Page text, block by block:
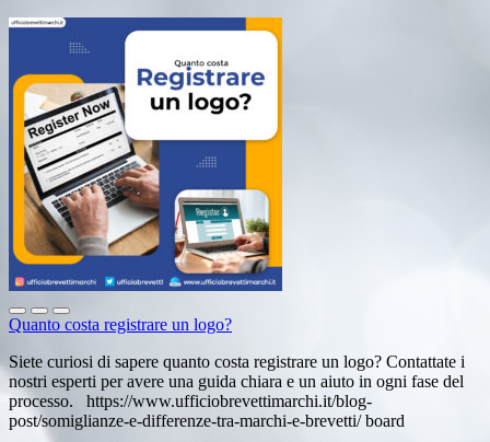
Quanto costa registrare un logo?
Siete curiosi di sapere quanto costa registrare un logo? Contattate i
nostri esperti per avere una guida chiara e un aiuto in ogni fase del
processo. https://www.ufficiobrevettimarchi.it/blog-
post/somiglianze-e-differenze-tra-marchi-e-brevetti/ board